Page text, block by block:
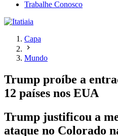
Trabalhe Conosco
Capa
Mundo
Trump proíbe a
12 países nos EUA
Trump justificou a
ataque no Colorado